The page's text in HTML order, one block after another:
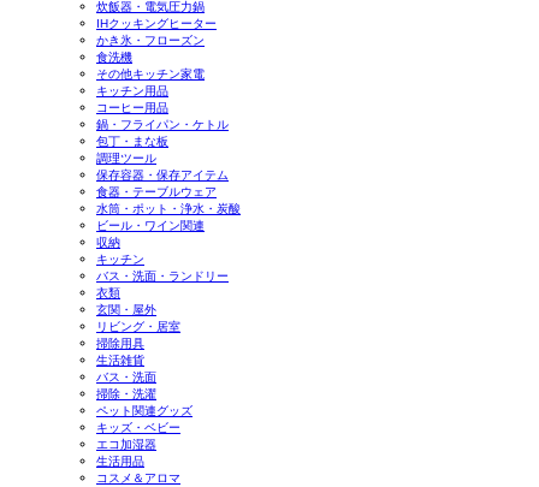
炊飯器・電気圧力鍋
IHクッキングヒーター
かき氷・フローズン
食洗機
その他キッチン家電
キッチン用品
コーヒー用品
鍋・フライパン・ケトル
包丁・まな板
調理ツール
保存容器・保存アイテム
食器・テーブルウェア
水筒・ポット・浄水・炭酸
ビール・ワイン関連
収納
キッチン
バス・洗面・ランドリー
衣類
玄関・屋外
リビング・居室
掃除用具
生活雑貨
バス・洗面
掃除・洗濯
ペット関連グッズ
キッズ・ベビー
エコ加湿器
生活用品
コスメ＆アロマ